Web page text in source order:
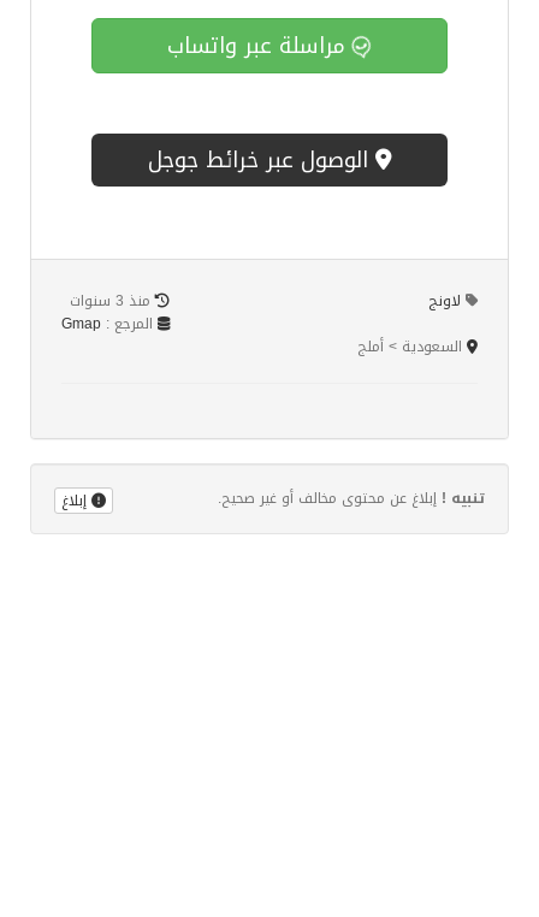
مراسلة عبر واتساب
الوصول عبر خرائط جوجل
منذ 3 سنوات
المرجع : Gmap
لاونج
السعودية > أملج
تنبيه ! إبلاغ عن محتوى مخالف أو غير صحيح. إبلاغ